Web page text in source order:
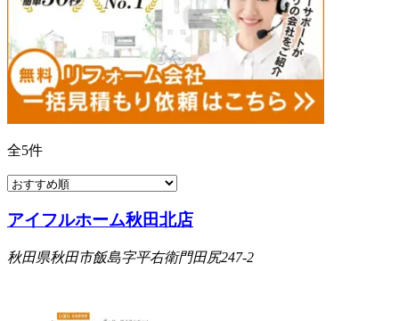
全5件
アイフルホーム秋田北店
秋田県秋田市飯島字平右衛門田尻247-2